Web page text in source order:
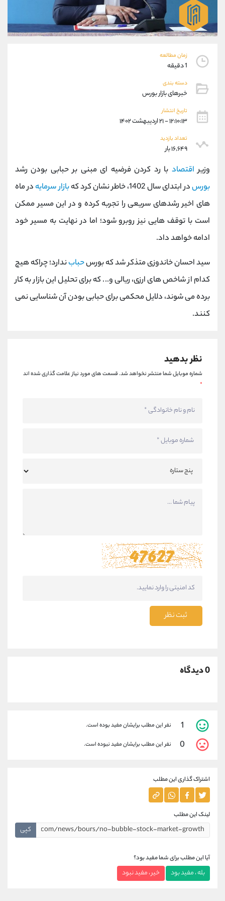
زمان مطالعه
1 دقیقه
دسته بندی
خبرهای بازار بورس
تاریخ انتشار
۱۲:۱۰:۱۳ - ۲۱ اردیبهشت ۱۴۰۲
تعداد بازدید
۱۶,۶۴۹ بار
وزیر اقتصاد با رد کردن فرضیه ای مبنی بر حبابی بودن رشد
بورسدر ابتدای سال 1402، خاطر نشان کرد که بازار سرمایه در ماه
های اخیر رشدهای سریعی را تجربه کرده و در این مسیر ممکن
است با توقف هایی نیز روبرو شود؛ اما در نهایت به مسیر خود
ادامه خواهد داد.
سید احسان خاندوزی متذکر شد که بورسحبابندارد؛ چراکه هیچ
کدام از شاخص های ارزی، ریالی و... که برای تحلیل این بازار به کار
برده می شوند، دلایل محکمی برای حبابی بودن آن شناسایی نمی
کنند.
نظر بدهید
شماره موبایل شما منتشر نخواهد شد.قسمت های مورد نیاز علامت گذاری شده اند
*
ثبت نظر
0 دیدگاه
1 نفر این مطلب برایشان مفید بوده است.
0 نفر این مطلب برایشان مفید نبوده است.
اشتراک گذاری این مطلب
لینک این مطلب
کپی
آیا این مطلب برای شما مفید بود؟
بله ، مفید بود خیر ، مفید نبود
09304891085
واتساپ شروع گفتگو
تلگرام @Armteam_admin_103
پشتیبان فروش
موبایل
واتساپ
تلگرام
داخلی
اطلاعات تماس
تلفن 021-22021030
بدون پیش شماره 90001030
اینستاگرام @alireza.mehrabii
کانال تلگرام @alirezamehrabi_com